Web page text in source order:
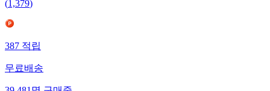
(1,379)
387적립
무료배송